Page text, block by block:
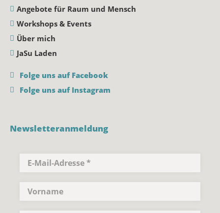
Angebote für Raum und Mensch
Workshops & Events
Über mich
JaSu Laden
Folge uns auf Facebook
Folge uns auf Instagram
Newsletteranmeldung